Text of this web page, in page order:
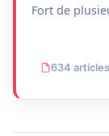
Fort de
634